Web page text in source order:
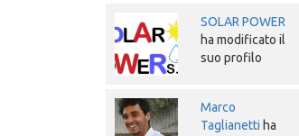
SOLAR POWER
ha modificato il
suo profilo
Marco
Taglianetti ha